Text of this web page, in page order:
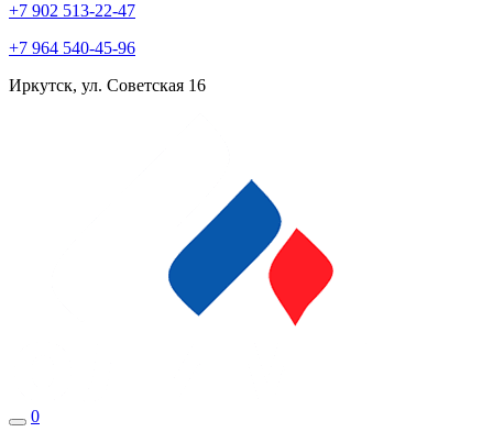
+7 902 513-22-47
+7 964 540-45-96
Иркутск, ул. Советская 16
0